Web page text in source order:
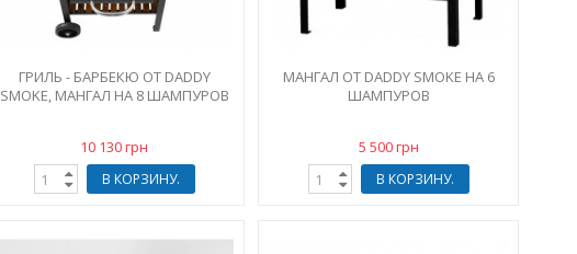
ГРИЛЬ - БАРБЕКЮ ОТ DADDY
SMOKE, МАНГАЛ НА 8 ШАМПУРОВ
10 130 грн
В КОРЗИНУ.
МАНГАЛ ОТ DADDY SMOKE НА 6
ШАМПУРОВ
5 500 грн
В КОРЗИНУ.